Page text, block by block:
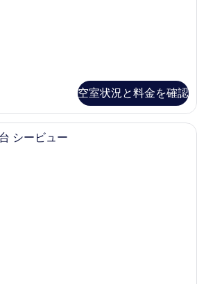
空室状況と料金を確認
1 室のベッドルーム、ミニバー、セ
シービュー